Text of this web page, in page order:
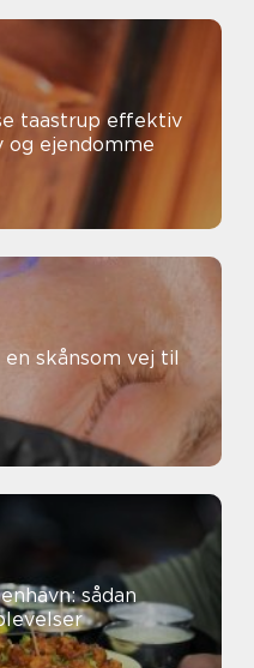
effektiv
ejendomme
sådan